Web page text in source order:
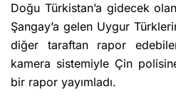
Doğu Türkistan’a gidecek
Şangay’a gelen Uygur
diğer taraftan rapor
kamera sistemiyle Çin
bir rapor yayımladı.